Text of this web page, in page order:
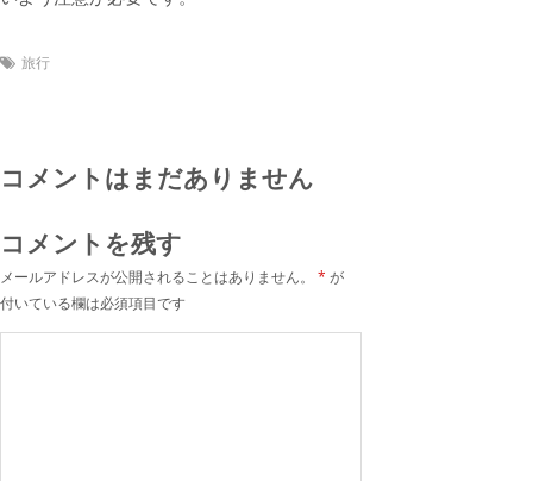
旅行
コメントはまだありません
コメントを残す
メールアドレスが公開されることはありません。 * が
付いている欄は必須項目です